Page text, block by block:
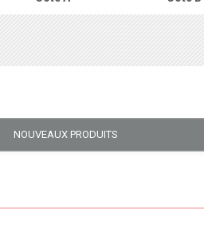
NOUVEAUX PRODUITS